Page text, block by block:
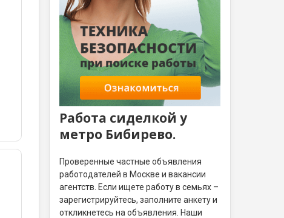
Работа сиделкой у
метро Бибирево.
Проверенные частные объявления
работодателей в Москве и вакансии
агентств. Если ищете работу в семьях –
зарегистрируйтесь, заполните анкету и
откликнетесь на объявления. Наши